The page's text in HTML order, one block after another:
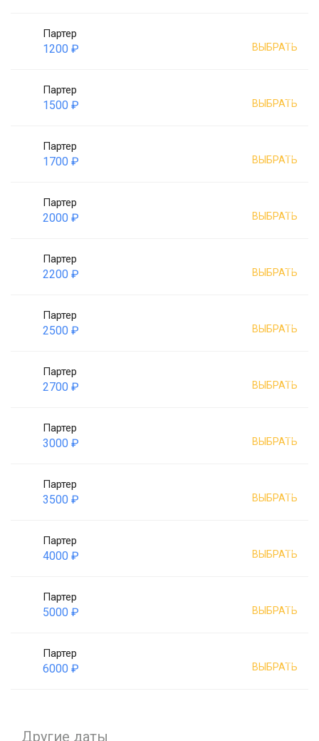
Партер
1200 ₽ ВЫБРАТЬ
Партер
1500 ₽ ВЫБРАТЬ
Партер
1700 ₽ ВЫБРАТЬ
Партер
2000 ₽ ВЫБРАТЬ
Партер
2200 ₽ ВЫБРАТЬ
Партер
2500 ₽ ВЫБРАТЬ
Партер
2700 ₽ ВЫБРАТЬ
Партер
3000 ₽ ВЫБРАТЬ
Партер
3500 ₽ ВЫБРАТЬ
Партер
4000 ₽ ВЫБРАТЬ
Партер
5000 ₽ ВЫБРАТЬ
Партер
6000 ₽ ВЫБРАТЬ
Другие даты